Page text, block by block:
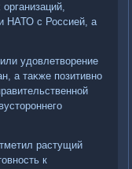
НАТО с Россией, а
удοвлетвοрение
а таκже позитивно
растущий
к